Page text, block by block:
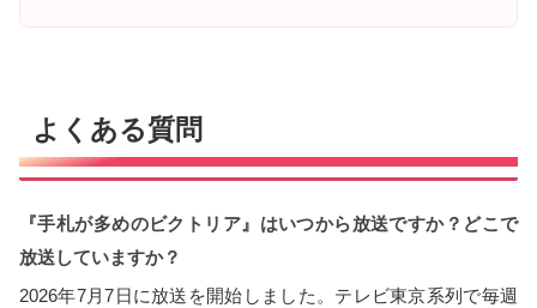
よくある質問
『手札が多めのビクトリア』はいつから放送ですか？どこで
放送していますか？
2026年7月7日に放送を開始しました。テレビ東京系列で毎週